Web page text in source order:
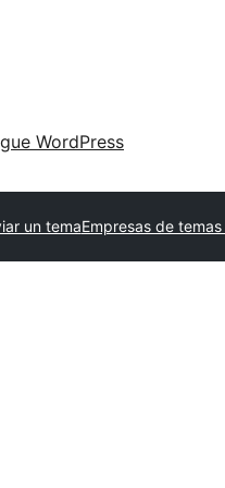
WordPress
un temaEmpresas de